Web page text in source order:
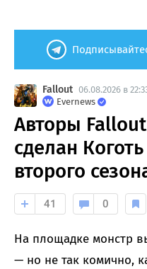
Fallout 06.08.2026 в
Evernews
Авторы
сделан
второго
41 0
На площадке монстр
— но не так комично,